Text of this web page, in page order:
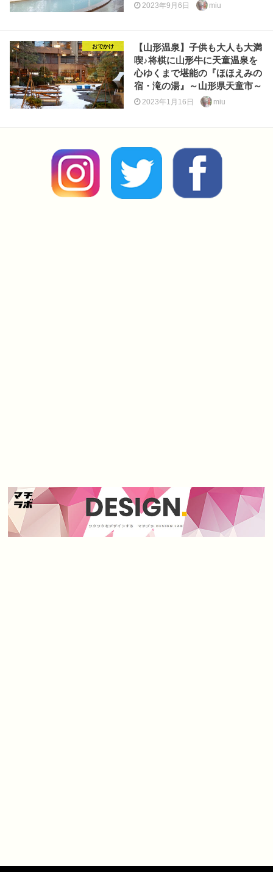
2023年9月6日 miu
おでかけ
【山形温泉】子供も大人も大満
喫♪将棋に山形牛に天童温泉を
心ゆくまで堪能の『ほほえみの
宿・滝の湯』～山形県天童市～
2023年1月16日 miu